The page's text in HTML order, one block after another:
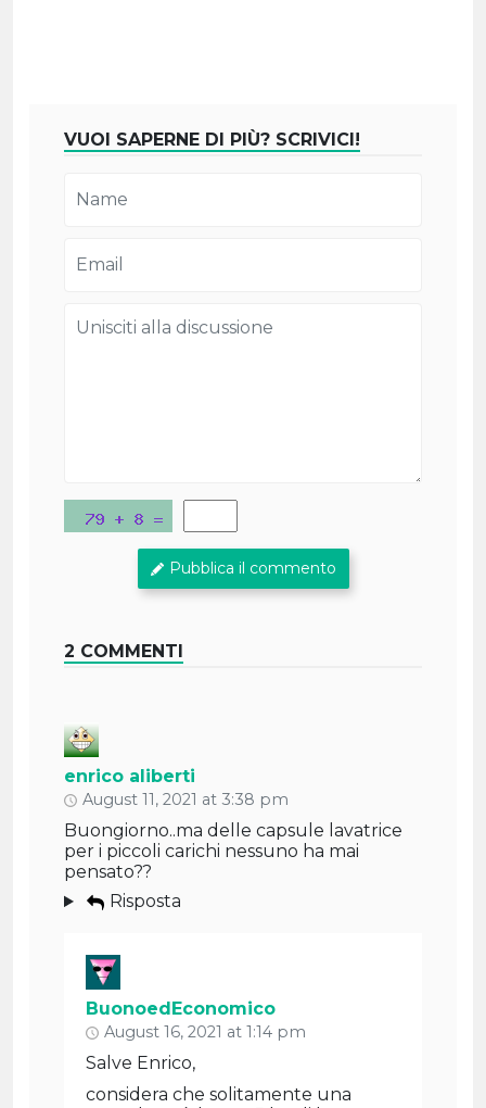
VUOI SAPERNE DI PIÙ? SCRIVICI!
Pubblica il commento
2 COMMENTI
enrico aliberti
August 11, 2021 at 3:38 pm
Buongiorno..ma delle capsule lavatrice
per i piccoli carichi nessuno ha mai
pensato??
Risposta
BuonoedEconomico
August 16, 2021 at 1:14 pm
Salve Enrico,
considera che solitamente una